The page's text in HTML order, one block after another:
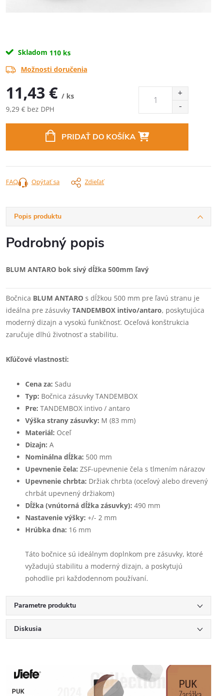
Skladom 110 ks
Možnosti doručenia
11,43 € / ks
9,29 € bez DPH
PRIDAŤ DO KOŠÍKA
Opýtať sa Zdieľať
FAQ
Popis produktu
Podrobný popis
BLUM ANTARO bok sivý dĺžka 500mm ľavý
Bočnica BLUM ANTARO s dĺžkou 500 mm pre ľavú stranu je
ideálna pre zásuvky TANDEMBOX intivo/antaro, poskytujúca
moderný dizajn a vysokú funkčnosť. Oceľová konštrukcia
zaručuje dlhú životnosť a stabilitu.
Kľúčové vlastnosti:
Cena za: Sadu
Typ: Bočnica zásuvky TANDEMBOX
Pre: TANDEMBOX intivo / antaro
Výška strany zásuvky: M (83 mm)
Materiál: Oceľ
Dizajn: A
Nominálna dĺžka: 500 mm
Upevnenie čela: ZSF-upevnenie čela s tlmením nárazov
Upevnenie chrbta: Držiak chrbta (oceľový alebo drevený
chrbát upevnený držiakom)
Dĺžka (vnútorná dĺžka zásuvky): 490 mm
Nastavenie výšky: +/- 2 mm
Hrúbka dna: 16 mm
Táto bočnice sú ideálnym doplnkom pre zásuvky, ktoré
vyžadujú stabilitu a moderný dizajn, a poskytujú
pohodlie pri každodennom používaní.
Parametre produktu
Diskusia